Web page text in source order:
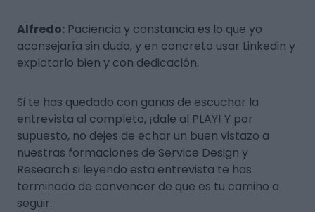
Alfredo: Paciencia y constancia es lo que yo
aconsejaría sin duda, y en concreto usar Linkedin y
explotarlo bien y con dedicación.
Si te has quedado con ganas de escuchar la
entrevista al completo, ¡dale al PLAY! Y por
supuesto, no dejes de echar un buen vistazo a
nuestras formaciones de Service Design y
Research si leyendo esta entrevista te has
terminado de convencer de que es tu camino a
seguir.